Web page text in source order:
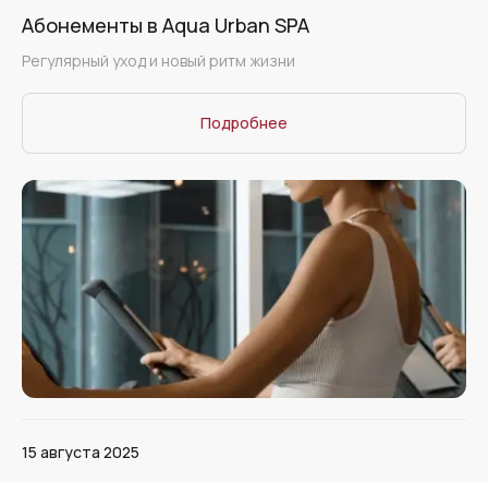
Абонементы в Aqua Urban SPA
Регулярный уход и новый ритм жизни
Подробнее
15 августа 2025